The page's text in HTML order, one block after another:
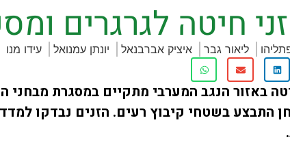
חיטה לגרגרים
ליאור גבר איציק אברבנאל יונתן עמנואל עידו מנו
התבצע בשטחי קיבוץ רעים. הזנים נבדקו